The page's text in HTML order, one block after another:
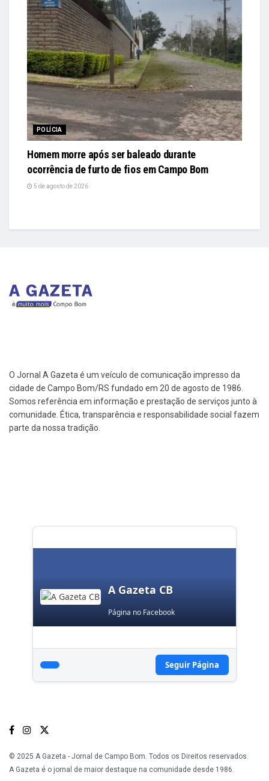
POLÍCIA
Homem morre após ser baleado durante
ocorrência de furto de fios em Campo Bom
5 de agosto de 2026
O Jornal A Gazeta é um veículo de comunicação impresso da
cidade de Campo Bom/RS fundado em 20 de agosto de 1986.
Somos referência em informação e prestação de serviços junto à
comunidade. Ética, transparência e responsabilidade social fazem
parte da nossa tradição.
A Gazeta CB
Página no Facebook
Seguir Página
© 2025 A Gazeta - Jornal de Campo Bom. Todos os Direitos reservados.
A Gazeta é o jornal de maior destaque na comunidade desde 1986.